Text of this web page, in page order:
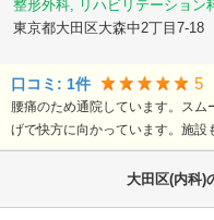
整形外科, リハビリテーション
東京都大田区大森中2丁目7-18
口コミ: 1件 5
腰痛のため通院しています。ス
げで快方に向かっています。施設
大田区(内科)